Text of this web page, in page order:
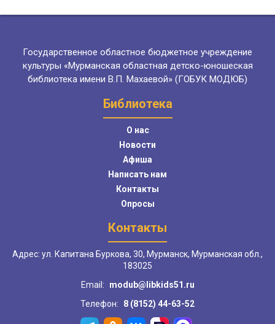
Государственное областное бюджетное учреждение
культуры «Мурманская областная детско-юношеская
библиотека имени В.П. Махаевой» (ГОБУК МОДЮБ)
Библиотека
О нас
Новости
Афиша
Написать нам
Контакты
Опросы
Контакты
Адрес: ул. Капитана Буркова, 30, Мурманск, Мурманская обл.,
183025
Email:
modub@libkids51.ru
Телефон:
8 (8152) 44-63-52